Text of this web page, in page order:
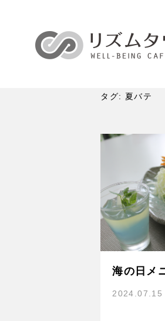
タグ: 夏バテ
海の日メ
2024.07.15